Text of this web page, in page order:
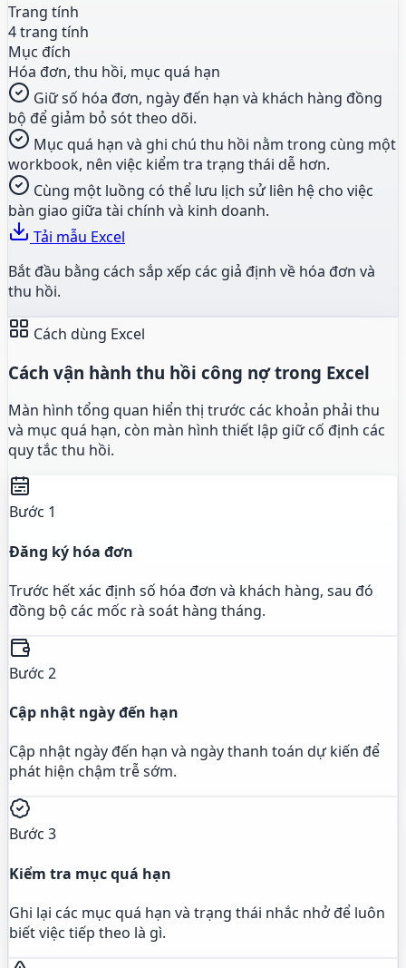
Trang tính
4 trang tính
Mục đích
Hóa đơn, thu hồi, mục quá hạn
Giữ số hóa đơn, ngày đến hạn và khách hàng đồng
bộ để giảm bỏ sót theo dõi.
Mục quá hạn và ghi chú thu hồi nằm trong cùng một
workbook, nên việc kiểm tra trạng thái dễ hơn.
Cùng một luồng có thể lưu lịch sử liên hệ cho việc
bàn giao giữa tài chính và kinh doanh.
Tải mẫu Excel
Bắt đầu bằng cách sắp xếp các giả định về hóa đơn và
thu hồi.
Cách dùng Excel
Cách vận hành thu hồi công nợ trong Excel
Màn hình tổng quan hiển thị trước các khoản phải thu
và mục quá hạn, còn màn hình thiết lập giữ cố định các
quy tắc thu hồi.
Bước 1
Đăng ký hóa đơn
Trước hết xác định số hóa đơn và khách hàng, sau đó
đồng bộ các mốc rà soát hàng tháng.
Bước 2
Cập nhật ngày đến hạn
Cập nhật ngày đến hạn và ngày thanh toán dự kiến để
phát hiện chậm trễ sớm.
Bước 3
Kiểm tra mục quá hạn
Ghi lại các mục quá hạn và trạng thái nhắc nhở để luôn
biết việc tiếp theo là gì.